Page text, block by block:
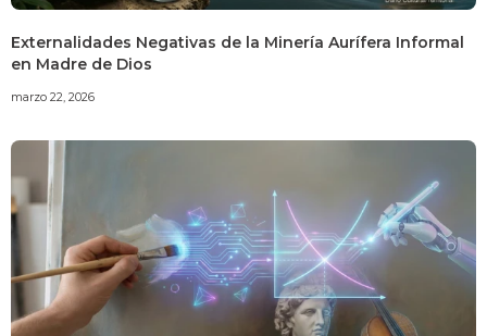
Externalidades Negativas de la Minería Aurífera Informal
en Madre de Dios
marzo 22, 2026